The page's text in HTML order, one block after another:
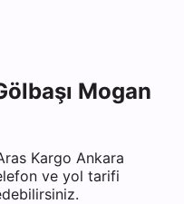
Mogan
Kargo Ankara
ve yol tarifi